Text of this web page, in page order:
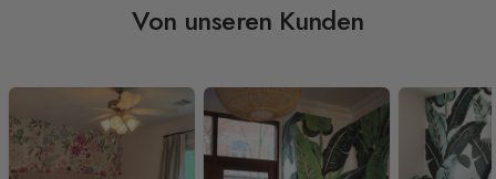
Von unseren Kunden